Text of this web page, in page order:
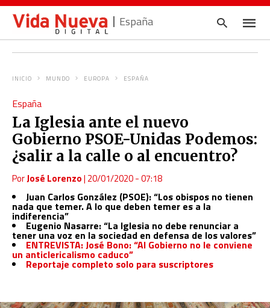
España
pulsa
en
INICIO MUNDO EUROPA ESPAÑA
España
La Iglesia ante el nuevo
Gobierno PSOE-Unidas Podemos:
¿salir a la calle o al encuentro?
PorJosé Lorenzo| 20/01/2020 - 07:18
Juan Carlos González (PSOE): “Los obispos no tienen
nada que temer. A lo que deben temer es a la
indiferencia”
Eugenio Nasarre: “La Iglesia no debe renunciar a
tener una voz en la sociedad en defensa de los valores”
ENTREVISTA: José Bono: “Al Gobierno no le conviene
un anticlericalismo caduco”
Reportaje completo solo para suscriptores